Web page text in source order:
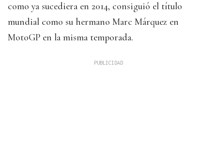
como ya sucediera en 2014, consiguió el título
mundial como su hermano Marc Márquez en
MotoGP en la misma temporada.